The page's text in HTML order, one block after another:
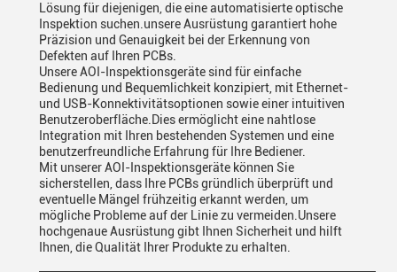
Lösung für diejenigen, die eine automatisierte optische
Inspektion suchen.unsere Ausrüstung garantiert hohe
Präzision und Genauigkeit bei der Erkennung von
Defekten auf Ihren PCBs.
Unsere AOI-Inspektionsgeräte sind für einfache
Bedienung und Bequemlichkeit konzipiert, mit Ethernet-
und USB-Konnektivitätsoptionen sowie einer intuitiven
Benutzeroberfläche.Dies ermöglicht eine nahtlose
Integration mit Ihren bestehenden Systemen und eine
benutzerfreundliche Erfahrung für Ihre Bediener.
Mit unserer AOI-Inspektionsgeräte können Sie
sicherstellen, dass Ihre PCBs gründlich überprüft und
eventuelle Mängel frühzeitig erkannt werden, um
mögliche Probleme auf der Linie zu vermeiden.Unsere
hochgenaue Ausrüstung gibt Ihnen Sicherheit und hilft
Ihnen, die Qualität Ihrer Produkte zu erhalten.